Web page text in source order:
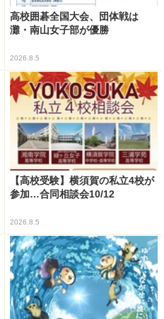
高校囲碁全国大会、団体戦は
灘・南山女子部が優勝
2026.8.5
【高校受験】横須賀の私立4校が
参加…合同相談会10/12
2026.8.5